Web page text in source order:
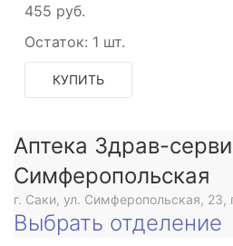
455 руб.
Остаток: 1 шт.
КУПИТЬ
Аптека Здрав-
Симферопольская
г. Саки, ул. Симферопольская, 23,
Выбрать отделение